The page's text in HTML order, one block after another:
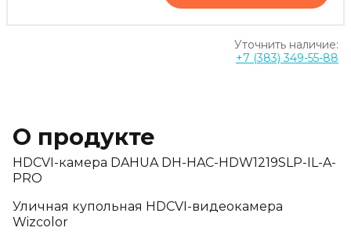
Уточнить наличие:
+7 (383) 349-55-88
О продукте
HDCVI-камера DAHUA DH-HAC-HDW1219SLP-IL-A-
PRO
Уличная купольная HDCVI-видеокамера
Wizcolor